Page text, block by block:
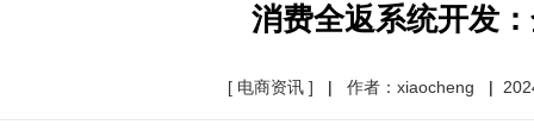
消费全返系统开发
[ 电商资讯 ] | 作者：xiaocheng |